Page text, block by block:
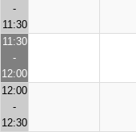
-
11:30
11:30
-
12:00
12:00
-
12:30